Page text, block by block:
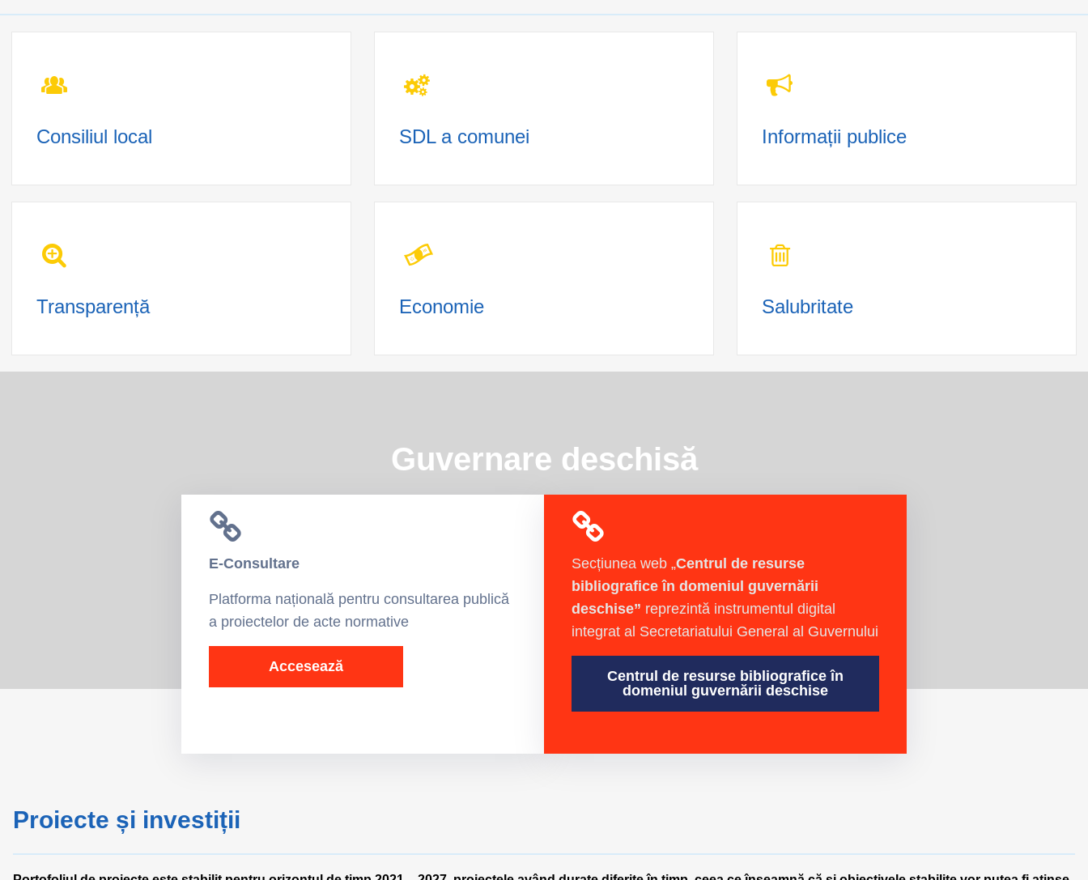
Consiliul local SDL a comunei Informații publice
Transparență Economie Salubritate
Guvernare deschisă
E-Consultare
Platforma națională pentru consultarea publică
a proiectelor de acte normative
Accesează
Secțiunea web „Centrul de resurse
bibliografice în domeniul guvernării
deschise” reprezintă instrumentul digital
integrat al Secretariatului General al Guvernului
Centrul de resurse bibliografice în
domeniul guvernării deschise
Proiecte și investiții